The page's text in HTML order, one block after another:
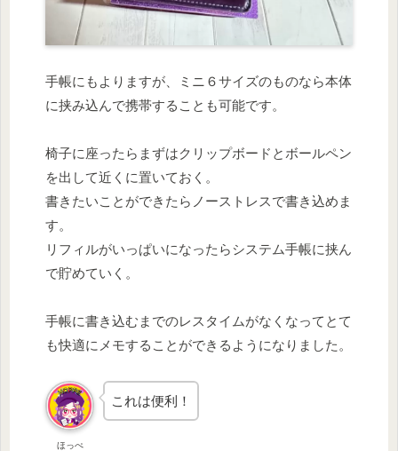
手帳にもよりますが、ミニ６サイズのものなら本体
に挟み込んで携帯することも可能です。
椅子に座ったらまずはクリップボードとボールペン
を出して近くに置いておく。
書きたいことができたらノーストレスで書き込めま
す。
リフィルがいっぱいになったらシステム手帳に挟ん
で貯めていく。
手帳に書き込むまでのレスタイムがなくなってとて
も快適にメモすることができるようになりました。
ほっぺ
これは便利！